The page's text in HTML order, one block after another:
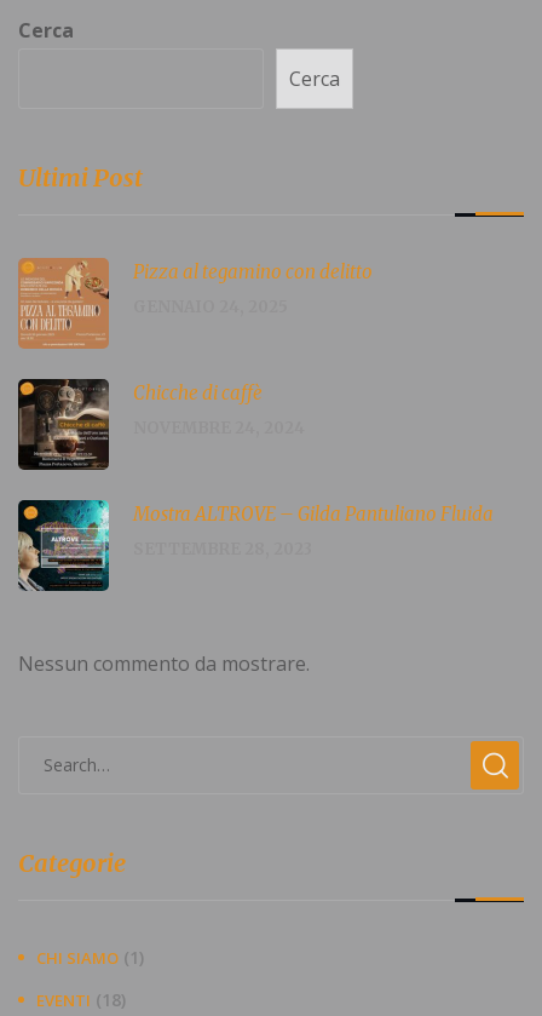
Cerca
Cerca
Ultimi Post
Pizza al tegamino con delitto
Chicche di caffè
Mostra ALTROVE – Gilda Pantuliano Fluida
Nessun commento da mostrare.
Categorie
CHI SIAMO (1)
EVENTI (18)